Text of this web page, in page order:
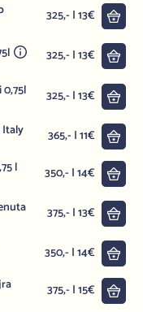
325,- | 13€
325,- | 13€
325,- | 13€
Italy 365,- | 11€
l 350,- | 14€
375,- | 13€
350,- | 14€
375,- | 15€